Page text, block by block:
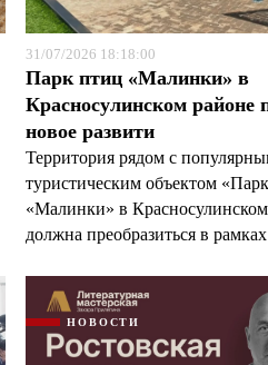
31/07/2026 18:18:00
Парк птиц «Малинки» в
Красносулинском районе
новое развити
Территория рядом с
туристическим объектом
«Малинки» в
должна преобразиться в
НОВОСТИ